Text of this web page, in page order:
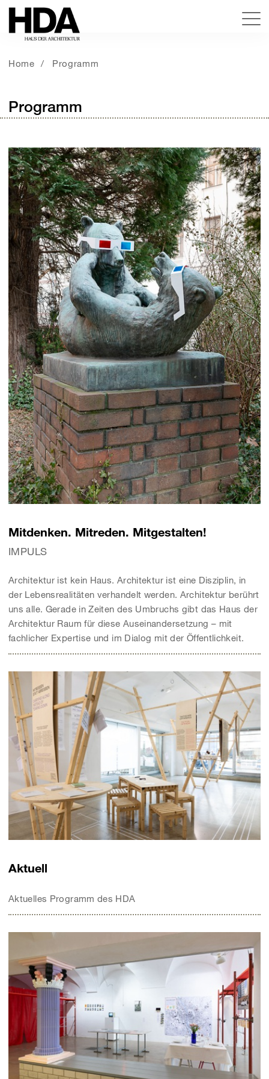
Home Programm
Programm
Mitdenken. Mitreden. Mitgestalten!
IMPULS
Architektur ist kein Haus. Architektur ist eine Disziplin, in
der Lebensrealitäten verhandelt werden. Architektur berührt
uns alle. Gerade in Zeiten des Umbruchs gibt das Haus der
Architektur Raum für diese Auseinandersetzung – mit
fachlicher Expertise und im Dialog mit der Öffentlichkeit.
Aktuell
Aktuelles Programm des HDA